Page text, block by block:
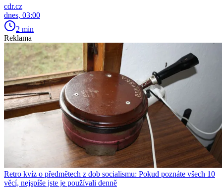
cdr.cz
dnes, 03:00
2 min
Reklama
Retro kvíz o předmětech z dob socialismu: Pokud poznáte všech 10
věcí, nejspíše jste je používali denně